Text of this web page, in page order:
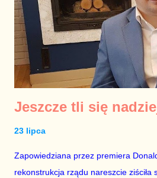
Jeszcze tli się
23 lipca
Zapowiedziana przez premiera
rekonstrukcja rządu nareszcie ziściła